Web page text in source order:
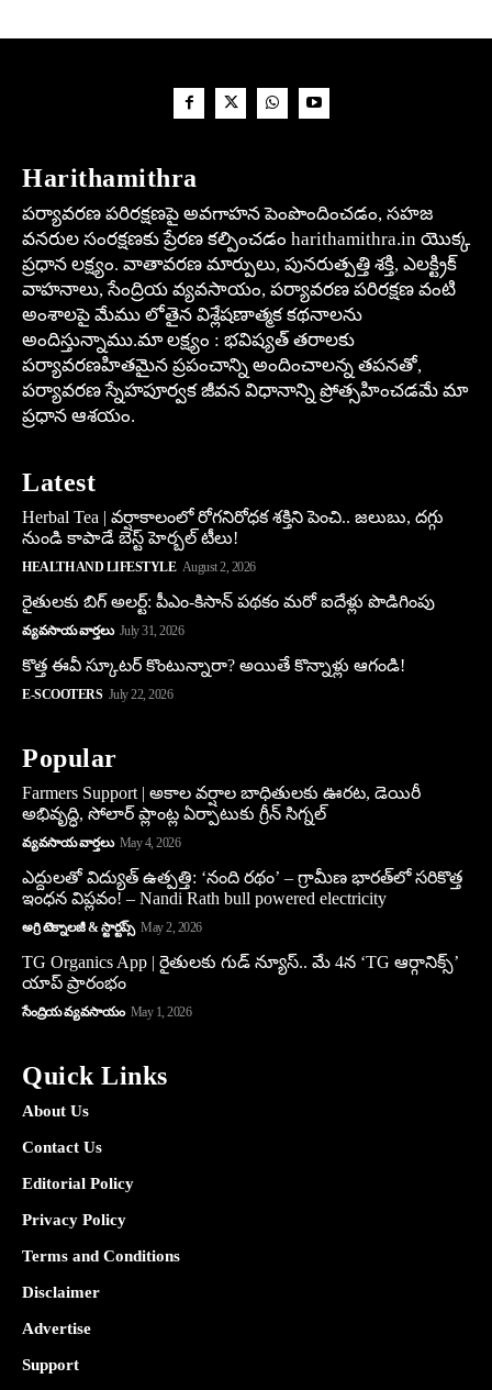
Harithamithra
పర్యావరణ పరిరక్షణపై అవగాహన పెంపొందించడం, సహజ
వనరుల సంరక్షణకు ప్రేరణ కల్పించడం harithamithra.in యొక్క
ప్రధాన లక్ష్యం. వాతావరణ మార్పులు, పునరుత్పత్తి శక్తి, ఎలక్ట్రిక్
వాహనాలు, సేంద్రియ వ్యవసాయం, పర్యావరణ పరిరక్షణ వంటి
అంశాలపై మేము లోతైన విశ్లేషణాత్మక కథనాలను
అందిస్తున్నాము.మా లక్ష్యం : భవిష్యత్ తరాలకు
పర్యావరణహితమైన ప్రపంచాన్ని అందించాలన్న తపనతో,
పర్యావరణ స్నేహపూర్వక జీవన విధానాన్ని ప్రోత్సహించడమే మా
ప్రధాన ఆశయం.
Latest
Herbal Tea | వర్షాకాలంలో రోగనిరోధక శక్తిని పెంచి.. జలుబు, దగ్గు
నుండి కాపాడే బెస్ట్ హెర్బల్ టీలు!
HEALTH AND LIFESTYLE August 2, 2026
రైతులకు బిగ్ అలర్ట్: పీఎం-కిసాన్ పథకం మరో ఐదేళ్లు పొడిగింపు
వ్యవసాయ వార్తలు July 31, 2026
కొత్త ఈవీ స్కూట‌ర్ కొంటున్నారా? అయితే కొన్నాళ్లు ఆగండి!
E-SCOOTERS July 22, 2026
Popular
Farmers Support | అకాల వర్షాల బాధితులకు ఊరట, డెయిరీ
అభివృద్ధి, సోలార్ ప్లాంట్ల ఏర్పాటుకు గ్రీన్‌ సిగ్నల్
వ్యవసాయ వార్తలు May 4, 2026
ఎద్దులతో విద్యుత్ ఉత్పత్తి: ‘నంది రథం’ – గ్రామీణ భారత్‌లో సరికొత్త
ఇంధన విప్లవం! – Nandi Rath bull powered electricity
అగ్రి టెక్నాలజీ & స్టార్టప్స్ May 2, 2026
TG Organics App | రైతులకు గుడ్ న్యూస్.. మే 4న ‘TG ఆర్గానిక్స్’
యాప్ ప్రారంభం
సేంద్రియ వ్యవసాయం May 1, 2026
Quick Links
About Us
Contact Us
Editorial Policy
Privacy Policy
Terms and Conditions
Disclaimer
Advertise
Support